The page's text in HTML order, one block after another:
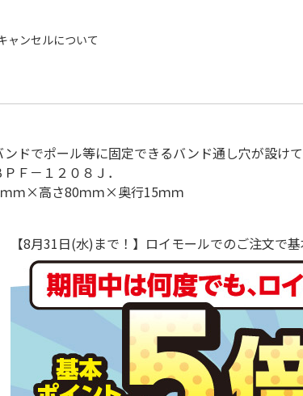
ャンセルについて
ドでポール等に固定できるバンド通し穴が設けて
Ｆ－１２０８Ｊ．
ｍ×高さ80ｍｍ×奥行15ｍｍ
【8月31日(水)まで！】ロイモールでのご注文で